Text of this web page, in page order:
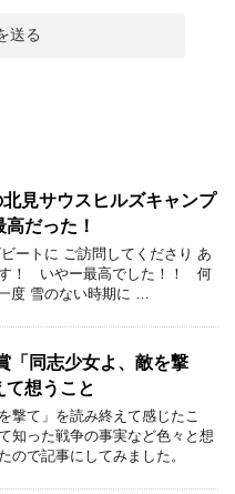
見サウスヒルズキャンプ
だった！
ートに ご訪問してくださり あ
す！ いやー最高でした！！ 何
度 雪のない時期に …
「同志少女よ、敵を撃
て想うこと
撃て」を読み終えて感じたこ
知った戦争の事実など色々と想
ので記事にしてみました。